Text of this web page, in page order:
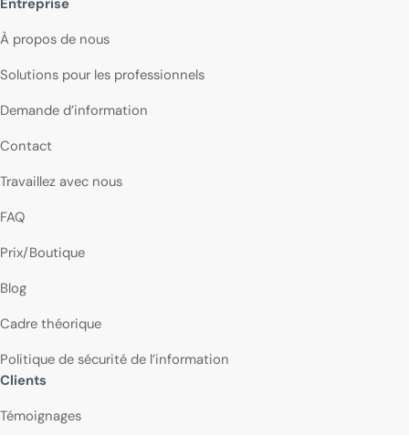
À propos de nous
Solutions pour les professionnels
Demande d’information
Contact
Travaillez avec nous
FAQ
Prix/Boutique
Blog
Cadre théorique
Politique de sécurité de l’information
Clients
Témoignages